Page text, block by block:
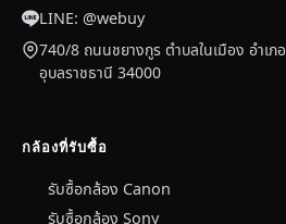
LINE: @webuy
740/8 ถนนชยางกูร ตำบลในเมือง อำเภ
อุบลราชธานี 34000
กล้องที่รับซื้อ
รับซื้อกล้อง Canon
รับซื้อกล้อง Sony